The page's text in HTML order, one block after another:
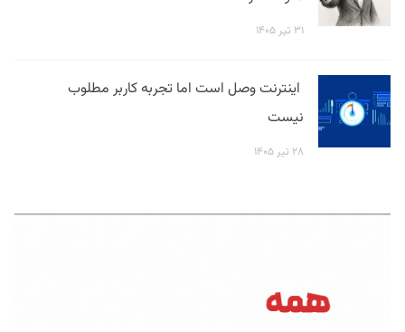
۳۱ تیر ۱۴۰۵
اینترنت وصل است اما تجربه کاربر مطلوب
نیست
۲۸ تیر ۱۴۰۵